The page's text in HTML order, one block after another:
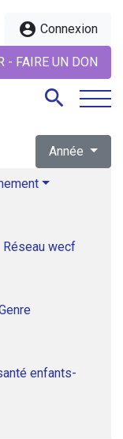
account_circle Connexion
- FAIRE UN DON
search
Année
Réseau wecf
enfants-